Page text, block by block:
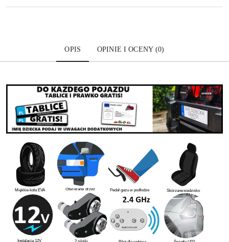
OPIS OPINIE I OCENY (0)